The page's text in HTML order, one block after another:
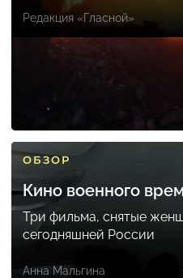
Редакция «Гласной»
ОБЗОР
Кино военного
Три фильма, снятые
сегодняшней России
Анна Мальгина